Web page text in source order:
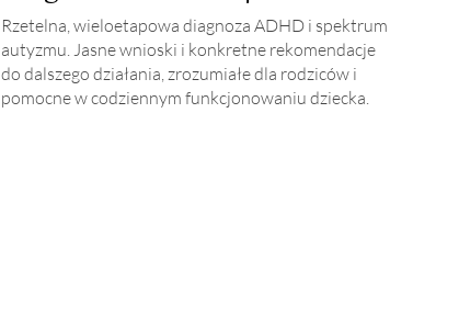
Rzetelna, wieloetapowa diagnoza ADHD i spektrum
autyzmu. Jasne wnioski i konkretne rekomendacje
do dalszego działania, zrozumiałe dla rodziców i
pomocne w codziennym funkcjonowaniu dziecka.